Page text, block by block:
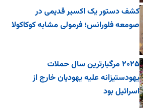
کشف دستور یک اکسیر قدیمی در
صومعه فلورانس؛ فرمولی مشابه کوکاکولا
۲۰۲۵ مرگبارترین سال حملات
یهودستیزانه علیه یهودیان خارج از
اسرائیل بود